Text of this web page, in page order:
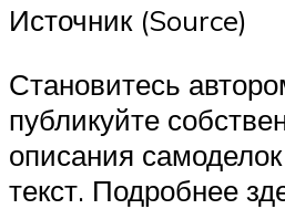
Источник (Source)
Становитесь
публикуйте
описания
текст. Подробнее